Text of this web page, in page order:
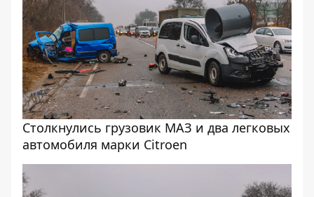
Столкнулись грузовик МАЗ и два легковых
автомобиля марки Citroen